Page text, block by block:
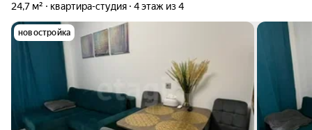
24,7 м² квартира-студия 4 этаж из 4
новостройка